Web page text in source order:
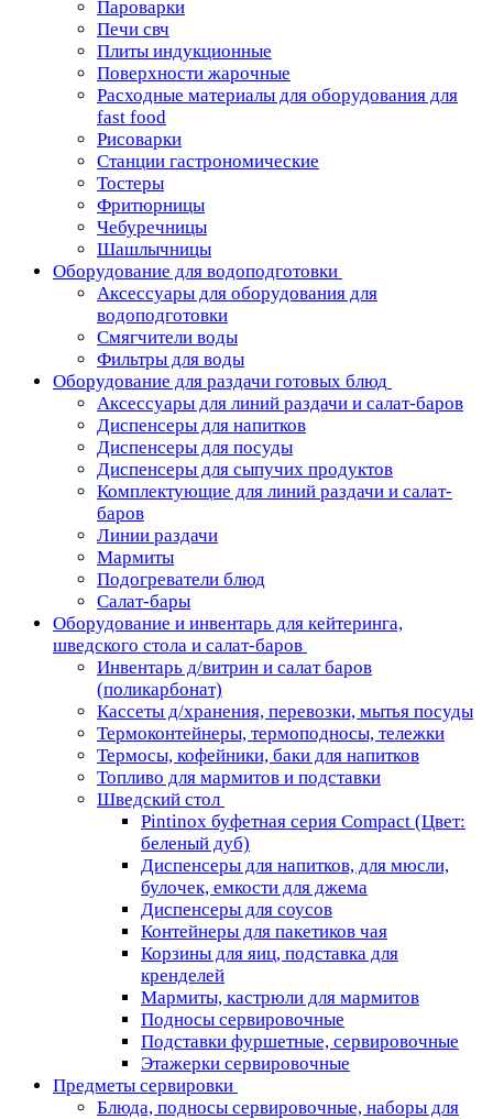
Пароварки
Печи свч
Плиты индукционные
Поверхности жарочные
Расходные материалы для оборудования для
fast food
Рисоварки
Станции гастрономические
Тостеры
Фритюрницы
Чебуречницы
Шашлычницы
Оборудование для водоподготовки
Аксессуары для оборудования для
водоподготовки
Смягчители воды
Фильтры для воды
Оборудование для раздачи готовых блюд
Аксессуары для линий раздачи и салат-баров
Диспенсеры для напитков
Диспенсеры для посуды
Диспенсеры для сыпучих продуктов
Комплектующие для линий раздачи и салат-
баров
Линии раздачи
Мармиты
Подогреватели блюд
Салат-бары
Оборудование и инвентарь для кейтеринга,
шведского стола и салат-баров
Инвентарь д/витрин и салат баров
(поликарбонат)
Кассеты д/хранения, перевозки, мытья посуды
Термоконтейнеры, термоподносы, тележки
Термосы, кофейники, баки для напитков
Топливо для мармитов и подставки
Шведский стол
Pintinox буфетная серия Compact (Цвет:
беленый дуб)
Диспенсеры для напитков, для мюсли,
булочек, емкости для джема
Диспенсеры для соусов
Контейнеры для пакетиков чая
Корзины для яиц, подставка для
кренделей
Мармиты, кастрюли для мармитов
Подносы сервировочные
Подставки фуршетные, сервировочные
Этажерки сервировочные
Предметы сервировки
Блюда, подносы сервировочные, наборы для